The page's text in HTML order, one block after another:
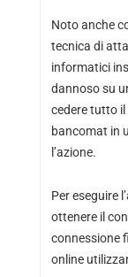
Noto anche
tecnica di
informatici
dannoso su
cedere tutto il
bancomat in
l’azione.
Per eseguire
ottenere il
connessione
online